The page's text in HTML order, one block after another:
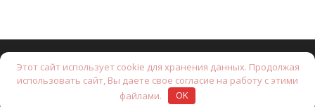
© 2026 Brain Test: Хитрые головоломки. • Создано с
помощью
GeneratePress
Этот сайт использует cookie для хранения данных. Продолжая
использовать сайт, Вы даете свое согласие на работу с этими
файлами.
OK